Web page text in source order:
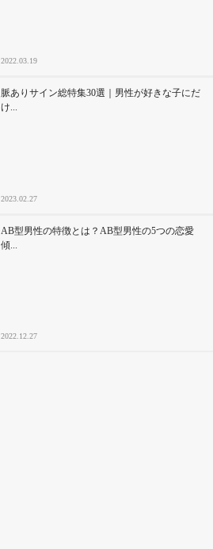
2022.03.19
脈ありサイン総特集30選｜男性が好きな子にだ
け...
2023.02.27
AB型男性の特徴とは？AB型男性の5つの恋愛
傾...
2022.12.27